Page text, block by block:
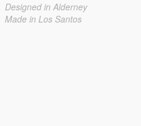
Designed in Alderney
Made in Los Santos